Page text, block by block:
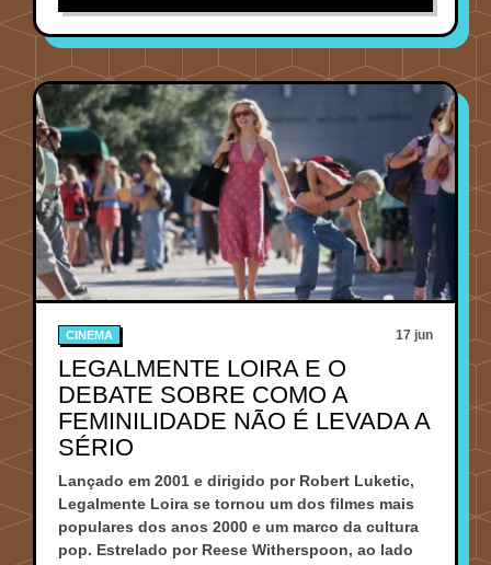
CINEMA 17 jun
LEGALMENTE LOIRA E O
DEBATE SOBRE COMO A
FEMINILIDADE NÃO É LEVADA A
SÉRIO
Lançado em 2001 e dirigido por Robert Luketic,
Legalmente Loira se tornou um dos filmes mais
populares dos anos 2000 e um marco da cultura
pop. Estrelado por Reese Witherspoon, ao lado